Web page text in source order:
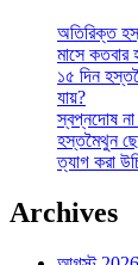
অতিরিক্ত
মাসে কতবার
১৫ দিন
যায়?
স্বপ্নদোষ
হস্তমৈথুন
ত্যাগ করা
Archives